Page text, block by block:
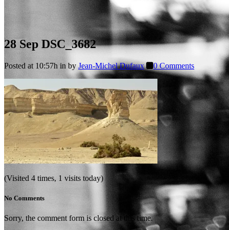
28 Sep DSC_3682
Posted at 10:57h in by Jean-Michel Dufaux 0 Comments
(Visited 4 times, 1 visits today)
No Comments
Sorry, the comment form is closed at this time.